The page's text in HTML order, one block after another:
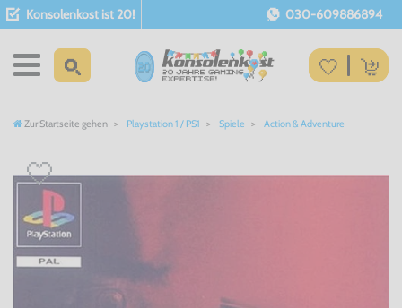
Konsolenkost ist 20! 030-609886894
Zur Startseite gehen Playstation 1 / PS1 Spiele Action & Adventure